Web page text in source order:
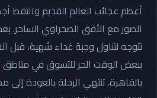
أعظم عجائب العالم القديم وتلتقط
الصور مع الأفق الصحراوي الساحر.
نتوجه لتناول وجبة غداء شهية، قبل
ببعض الوقت الحر للتسوق في مناطق
بالقاهرة. تنتهي الرحلة بالعودة إلى